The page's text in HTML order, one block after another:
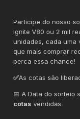
Participe do nosso
Ignite V80 ou 2 mil
unidades, cada uma
que mais comprar
perca essa chance!
✅As cotas são
📅 A Data do sorteio
cotas vendidas.